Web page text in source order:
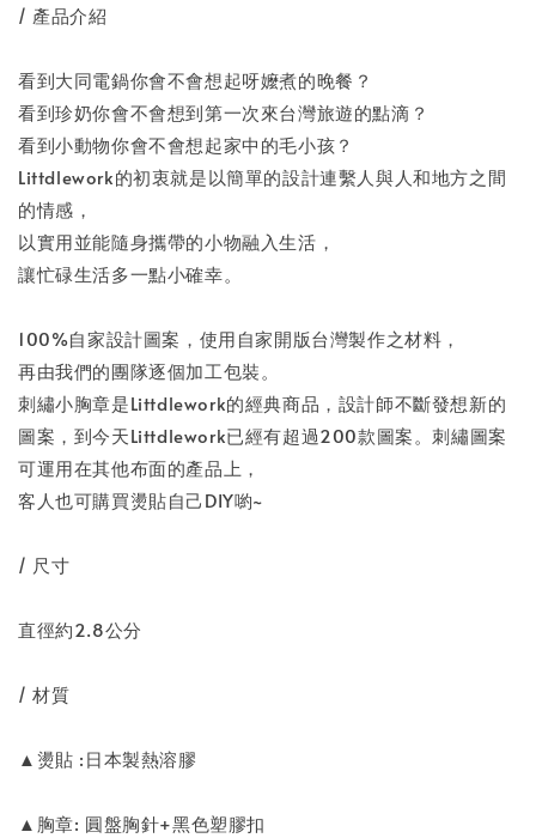
/ 產品介紹
看到大同電鍋你會不會想起呀嬤煮的晚餐？
看到珍奶你會不會想到第一次來台灣旅遊的點滴？
看到小動物你會不會想起家中的毛小孩？
Littdlework的初衷就是以簡單的設計連繫人與人和地方之間
的情感，
以實用並能隨身攜帶的小物融入生活，
讓忙碌生活多一點小確幸。
100%自家設計圖案，使用自家開版台灣製作之材料，
再由我們的團隊逐個加工包裝。
刺繡小胸章是Littdlework的經典商品，設計師不斷發想新的
圖案，到今天Littdlework已經有超過200款圖案。刺繡圖案
可運用在其他布面的產品上，
客人也可購買燙貼自己DIY喲~
/ 尺寸
直徑約2.8公分
/ 材質
▲燙貼 :日本製熱溶膠
▲胸章: 圓盤胸針+黑色塑膠扣